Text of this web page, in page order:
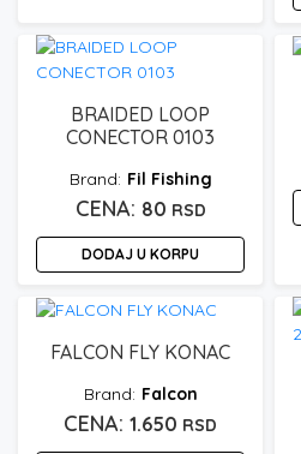
BRAIDED LOOP
CONECTOR 0103
Fil Fishing
80 RSD
DODAJ U KORPU
FALCON FLY KONAC
Falcon
1.650 RSD